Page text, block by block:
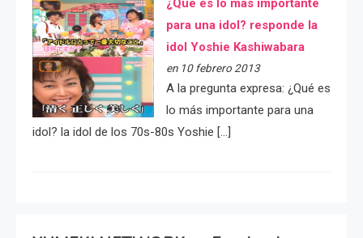
¿Qué es lo más importante
para una idol? responde la
idol Yoshie Kashiwabara
en 10 febrero 2013
A la pregunta expresa: ¿Qué es
lo más importante para una
idol? la idol de los 70s-80s Yoshie […]